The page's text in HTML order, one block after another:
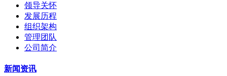
领导关怀
发展历程
组织架构
管理团队
公司简介
新闻资讯